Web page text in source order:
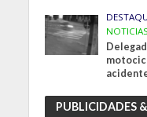
PUBLICIDADES